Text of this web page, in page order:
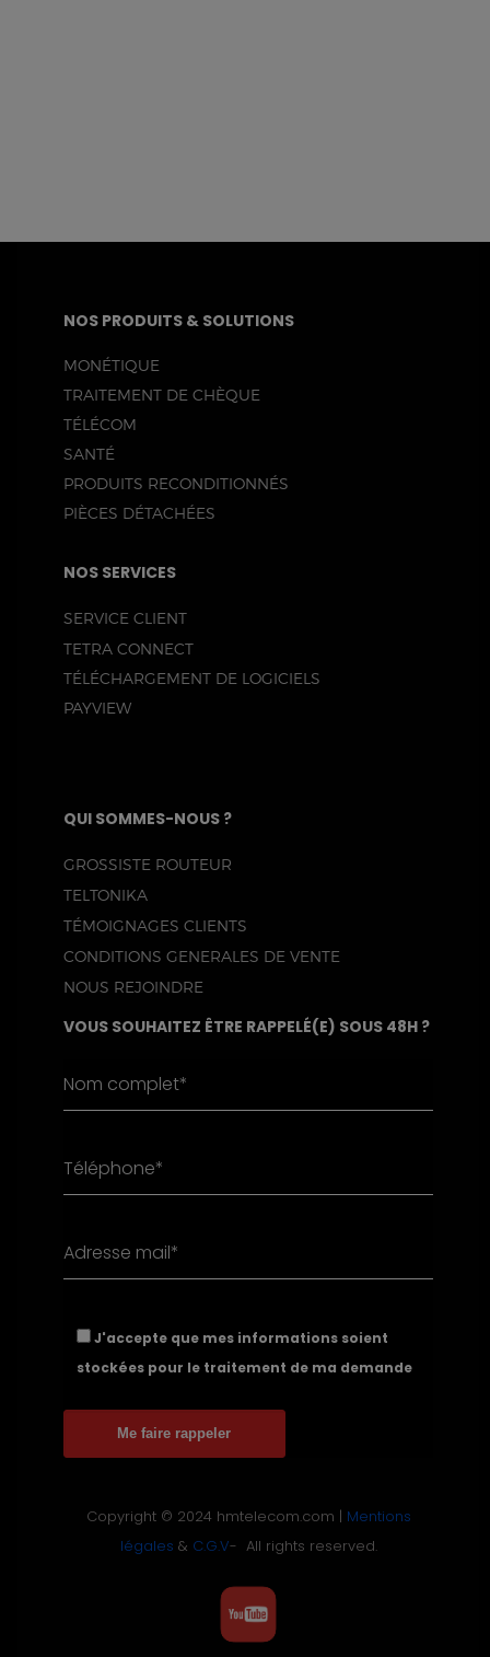
NOS PRODUITS & SOLUTIONS
MONÉTIQUE
TRAITEMENT DE CHÈQUE
TÉLÉCOM
SANTÉ
PRODUITS RECONDITIONNÉS
PIÈCES DÉTACHÉES
NOS SERVICES
SERVICE CLIENT
TETRA CONNECT
TÉLÉCHARGEMENT DE LOGICIELS
PAYVIEW
QUI SOMMES-NOUS ?
GROSSISTE ROUTEUR
TELTONIKA
TÉMOIGNAGES CLIENTS
CONDITIONS GENERALES DE VENTE
NOUS REJOINDRE
VOUS SOUHAITEZ ÊTRE RAPPELÉ(E) SOUS 48H ?
J'accepte que mes informations soient
stockées pour le traitement de ma demande
Copyright © 2024 hmtelecom.com | Mentions
légales & C.G.V- All rights reserved.